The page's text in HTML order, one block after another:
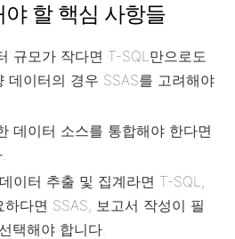
야 할 핵심 사항들
규모가 작다면 T-SQL만으로도
데이터의 경우 SSAS를 고려해야
데이터 소스를 통합해야 한다면
이터 추출 및 집계라면 T-SQL,
다면 SSAS, 보고서 작성이 필
택해야 합니다.